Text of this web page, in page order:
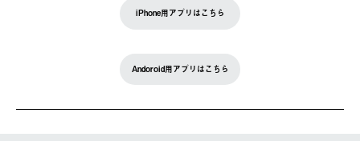
iPhone用アプリはこちら
Andoroid用アプリはこちら